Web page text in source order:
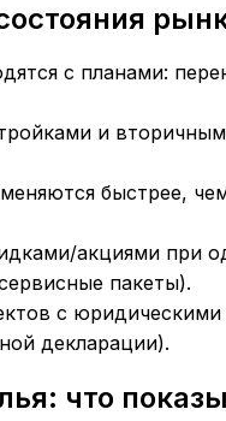
с планами:
и
быстрее,
акциями при
пакеты).
с
декларации).
что